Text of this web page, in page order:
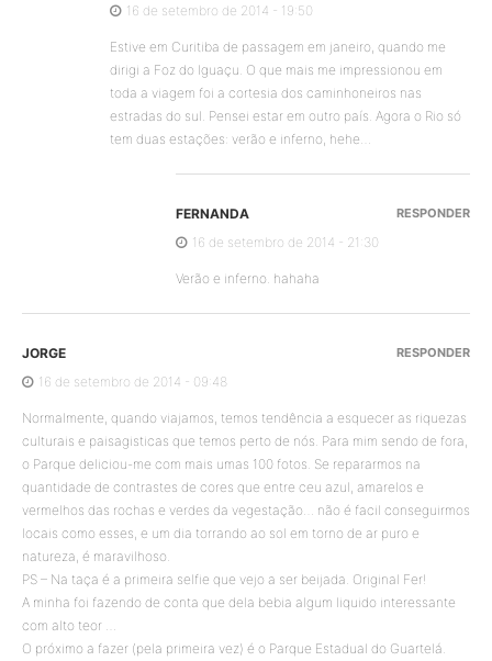
16 de setembro de 2014 - 19:50
Estive em Curitiba de passagem em janeiro, quando me
dirigi a Foz do Iguaçu. O que mais me impressionou em
toda a viagem foi a cortesia dos caminhoneiros nas
estradas do sul. Pensei estar em outro país. Agora o Rio só
tem duas estações: verão e inferno, hehe…
FERNANDA
16 de setembro de 2014 - 21:30
Verão e inferno. hahaha
RESPONDER
JORGE
16 de setembro de 2014 - 09:48
Normalmente, quando viajamos, temos tendência a esquecer as riquezas
culturais e paisagisticas que temos perto de nós. Para mim sendo de fora,
o Parque deliciou-me com mais umas 100 fotos. Se repararmos na
quantidade de contrastes de cores que entre ceu azul, amarelos e
vermelhos das rochas e verdes da vegestação… não é facil conseguirmos
locais como esses, e um dia torrando ao sol em torno de ar puro e
natureza, é maravilhoso.
PS – Na taça é a primeira selfie que vejo a ser beijada. Original Fer!
A minha foi fazendo de conta que dela bebia algum liquido interessante
com alto teor …
O próximo a fazer (pela primeira vez) é o Parque Estadual do Guartelá.
RESPONDER